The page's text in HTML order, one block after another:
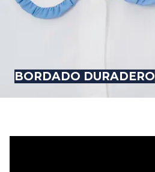
BORDADO DURADERO